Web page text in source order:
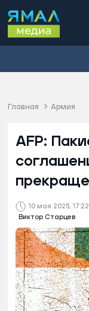
Главная Армия
10 мая 2025, 17:22
Виктор Старцев
AFP: